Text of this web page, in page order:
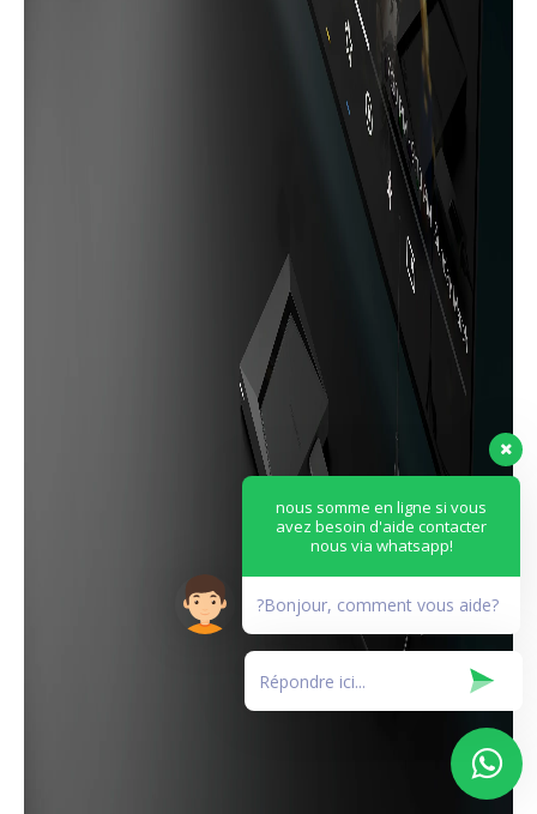
nous somme en ligne si vous
avez besoin d'aide contacter
nous via whatsapp!
?Bonjour, comment vous aide?